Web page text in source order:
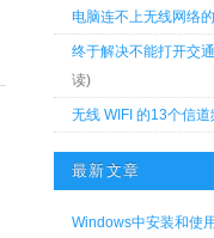
电脑连不上无线网络
终于解决不能打开交
读)
无线 WIFI 的13个信道
最新文章
Windows中安装和使